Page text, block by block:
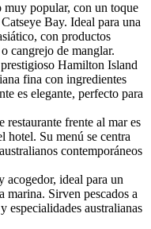
muy popular, con un toque
Bay. Ideal para una
con productos
cangrejo de manglar.
Hamilton Island
fina con ingredientes
es elegante, perfecto para
frente al mar es
hotel. Su menú se centra
contemporáneos
acogedor, ideal para un
marina. Sirven pescados a
especialidades australianas